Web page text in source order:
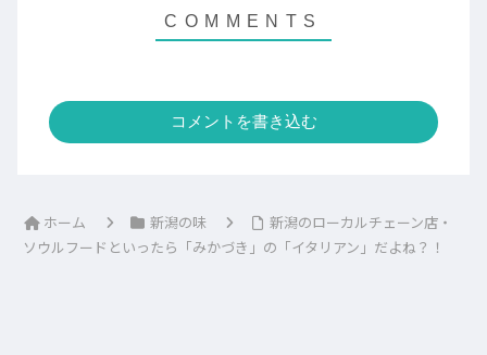
コメントを書き込む
ホーム 新潟の味
新潟のローカルチェーン店・
ソウルフードといったら「みかづき」の「イタリアン」だよね？！